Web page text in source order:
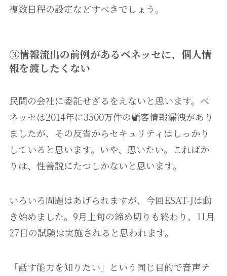
複数日程の設定などすべきでしょう。
③情報流出の前例があるベネッセに、個人情
報を渡したくない
民間の会社に委託せざるをえないと思います。ベ
ネッセは2014年に3500万件の顧客情報漏洩があり
ましたが、その反省からセキュリティはしっかり
していると思います。いや、思いたい。こればか
りは、性善説にたつしかないと思います。
いろいろ問題はあげられますが、今回ESAT-Jは動
き始めました。9月上旬の締め切りも終わり、11月
27日の試験は実施されると思われます。
「話す能力を知りたい」という同じ目的で音声テ